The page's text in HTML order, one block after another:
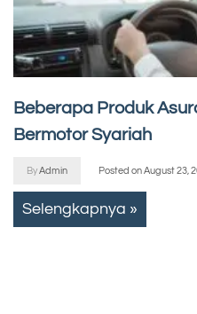
Beberapa Produk
Bermotor Syariah
ByAdmin Posted onAugust 23,
Selengkapnya »